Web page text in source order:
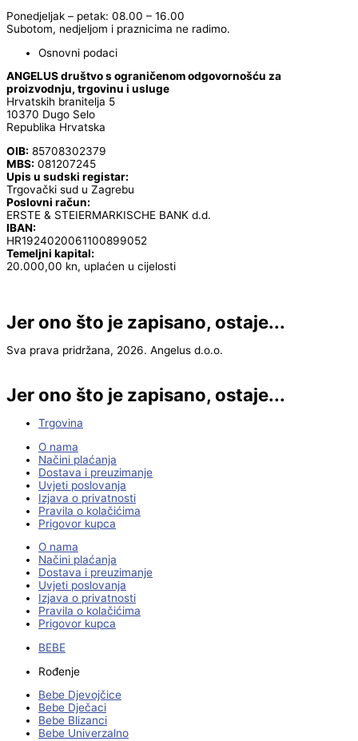
Ponedjeljak – petak: 08.00 – 16.00
Subotom, nedjeljom i praznicima ne radimo.
Osnovni podaci
ANGELUS društvo s ograničenom odgovornošću za
proizvodnju, trgovinu i usluge
Hrvatskih branitelja 5
10370 Dugo Selo
Republika Hrvatska
OIB: 85708302379
MBS: 081207245
Upis u sudski registar:
Trgovački sud u Zagrebu
Poslovni račun:
ERSTE & STEIERMARKISCHE BANK d.d.
IBAN:
HR1924020061100899052
Temeljni kapital:
20.000,00 kn, uplaćen u cijelosti
Jer ono što je zapisano, ostaje...
Sva prava pridržana, 2026. Angelus d.o.o.
Jer ono što je zapisano, ostaje...
Trgovina
O nama
Načini plaćanja
Dostava i preuzimanje
Uvjeti poslovanja
Izjava o privatnosti
Pravila o kolačićima
Prigovor kupca
O nama
Načini plaćanja
Dostava i preuzimanje
Uvjeti poslovanja
Izjava o privatnosti
Pravila o kolačićima
Prigovor kupca
BEBE
Rođenje
Bebe Djevojčice
Bebe Dječaci
Bebe Blizanci
Bebe Univerzalno